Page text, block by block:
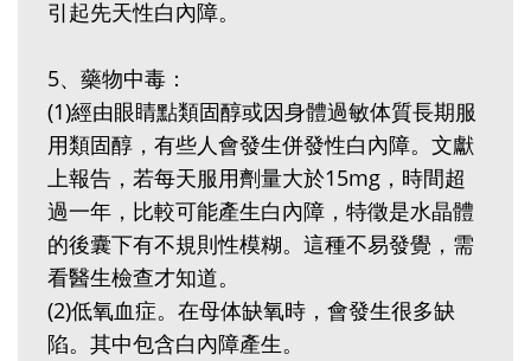
引起先天性白內障。
5、藥物中毒：
(1)經由眼睛點類固醇或因身體過敏体質長期服
用類固醇，有些人會發生併發性白內障。文獻
上報告，若每天服用劑量大於15mg，時間超
過一年，比較可能產生白內障，特徵是水晶體
的後囊下有不規則性模糊。這種不易發覺，需
看醫生檢查才知道。
(2)低氧血症。在母体缺氧時，會發生很多缺
陷。其中包含白內障產生。